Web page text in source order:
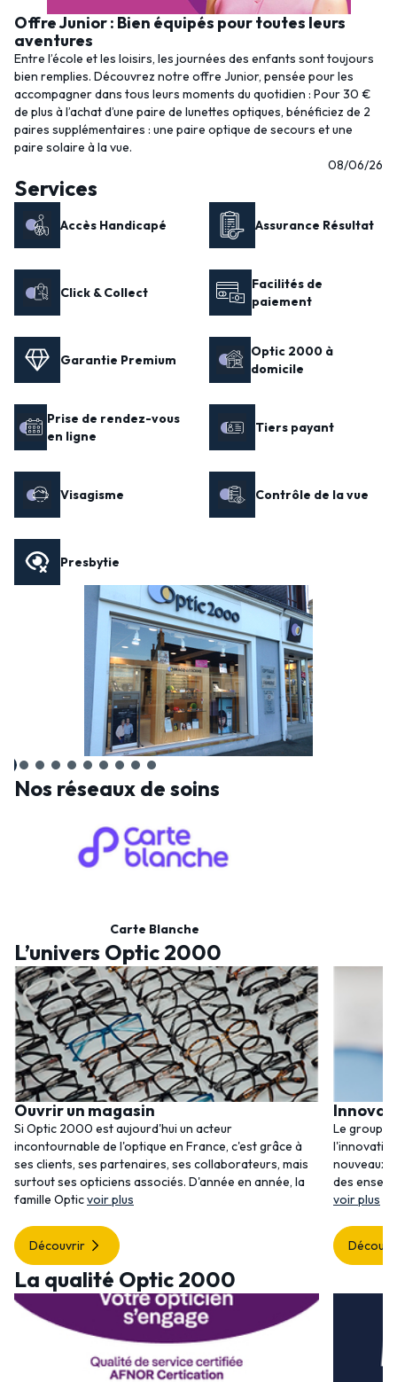
Offre Junior : Bien équipés pour toutes leurs
aventures
Entre l’école et les loisirs, les journées des enfants sont toujours
bien remplies. Découvrez notre offre Junior, pensée pour les
accompagner dans tous leurs moments du quotidien : Pour 30 €
de plus à l’achat d’une paire de lunettes optiques, bénéficiez de 2
paires supplémentaires : une paire optique de secours et une
paire solaire à la vue.
08/06/26
Services
Accès Handicapé Assurance Résultat
Click & Collect
Facilités de
paiement
Garantie Premium
Optic 2000 à
domicile
Prise de rendez-vous
en ligne
Tiers payant
Visagisme Contrôle de la vue
Presbytie
Nos réseaux de soins
Carte Blanche
L’univers Optic 2000
Ouvrir un magasin
Si Optic 2000 est aujourd'hui un acteur
incontournable de l'optique en France, c'est grâce à
ses clients, ses partenaires, ses collaborateurs, mais
surtout ses opticiens associés. D'année en année, la
famille Opticvoir plus
Découvrir
Le
nouveaux
des
voir plus
La qualité Optic 2000